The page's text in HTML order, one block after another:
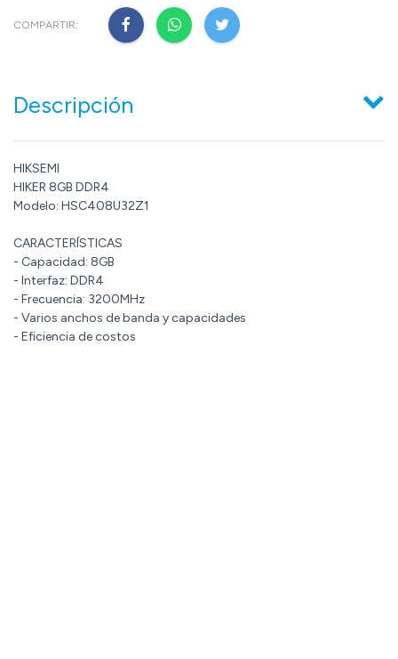
COMPARTIR:
Descripción
HIKSEMI
HIKER 8GB DDR4
Modelo: HSC408U32Z1
CARACTERÍSTICAS
- Capacidad: 8GB
- Interfaz: DDR4
- Frecuencia: 3200MHz
- Varios anchos de banda y capacidades
- Eficiencia de costos